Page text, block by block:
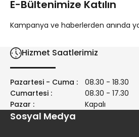
Ürün bilgilerinde hatalar
E-Bültenimize Katılın
Kampanya ve haberlerden anında
Hizmet Saatlerimiz
Pazartesi - Cuma :
08.30 - 18.30
Cumartesi :
08.30 - 17.30
Pazar :
Kapalı
Sosyal Medya